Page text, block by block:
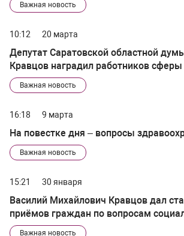
Важная новость
10:12 20 марта
Депутат Саратовской областной думы Василий
Кравцов наградил работников
Важная новость
16:18 9 марта
На повестке дня – вопросы
Важная новость
15:21 30 января
Василий Михайлович Кравцов дал
приёмов граждан по вопросам
поддержки населения
Важная новость